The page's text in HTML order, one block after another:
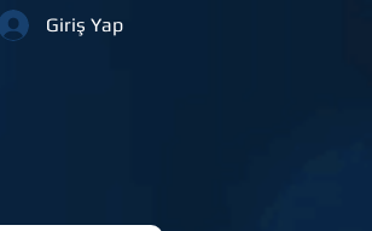
Giriş Yap